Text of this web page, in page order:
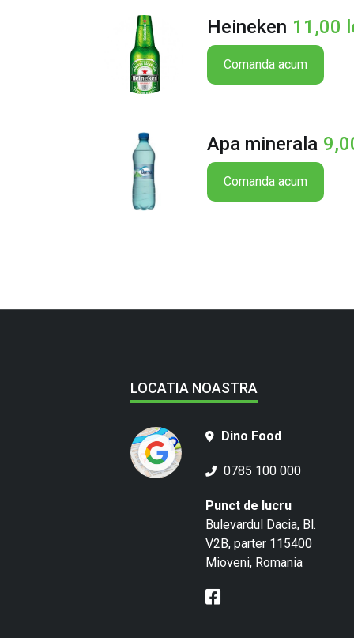
Heineken 11,00
Comanda acum
Apa minerala
Comanda acum
LOCATIA NOASTRA
Dino Food
0785 100 000
Punct de lucru
Bulevardul Dacia, Bl.
V2B, parter 115400
Mioveni, Romania